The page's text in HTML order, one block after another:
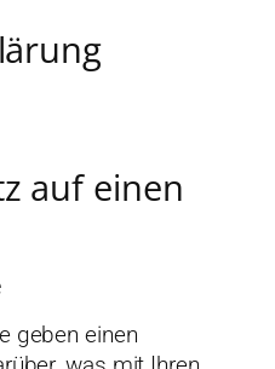
auf einen
geben einen